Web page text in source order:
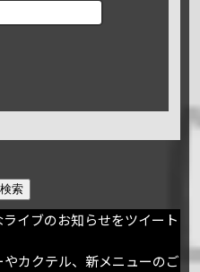
検索
イブのお知らせをツイート
カクテル、新メニューのご